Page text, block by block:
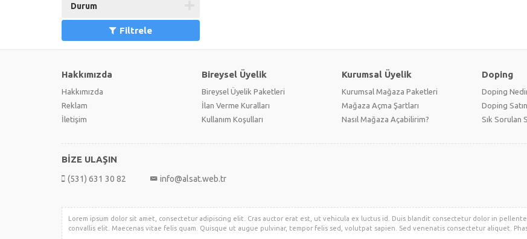
Durum
Filtrele
Hakkımızda
Hakkımızda
Reklam
İletişim
Bireysel Üyelik
Bireysel Üyelik Paketleri
İlan Verme Kuralları
Kullanım Koşulları
Kurumsal Üyelik
Kurumsal Mağaza Paketleri
Mağaza Açma Şartları
Nasıl Mağaza Açabilirim?
Doping
Doping
Doping
Sık Sorulan
BİZE ULAŞIN
(531) 631 30 82 info@alsat.web.tr
Lorem ipsum dolor sit amet, consectetur adipiscing elit. Cras auctor erat est, ut vehicula ex luctus id. Duis blandit consectetur dolor in
convallis elit. Maecenas vitae felis quam. Quisque ut augue pulvinar, tempor felis sed, volutpat sapien. Sed venenatis consectetur aliquet.